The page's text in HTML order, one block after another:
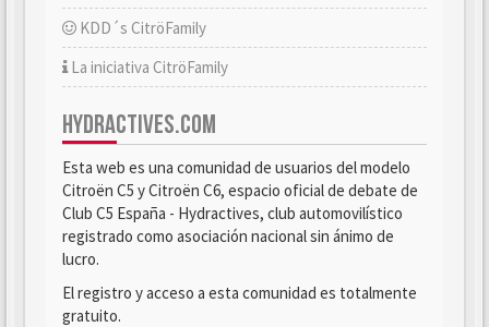
KDD´s CitröFamily
La iniciativa CitröFamily
HYDRACTIVES.COM
Esta web es una comunidad de usuarios del modelo
Citroën C5 y Citroën C6, espacio oficial de debate de
Club C5 España - Hydractives, club automovilístico
registrado como asociación nacional sin ánimo de
lucro.
El registro y acceso a esta comunidad es totalmente
gratuito.